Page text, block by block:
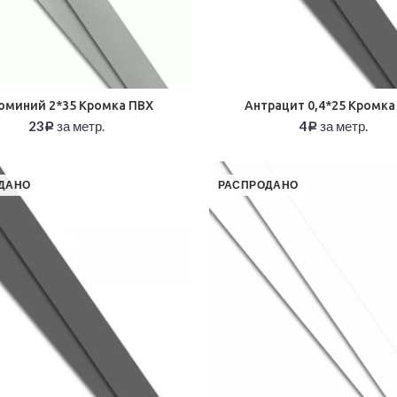
2*35 Кромка ПВХ
23 Р за метр.
Антрацит 0,4*25
4 Р за метр.
РАСПРОДАНО